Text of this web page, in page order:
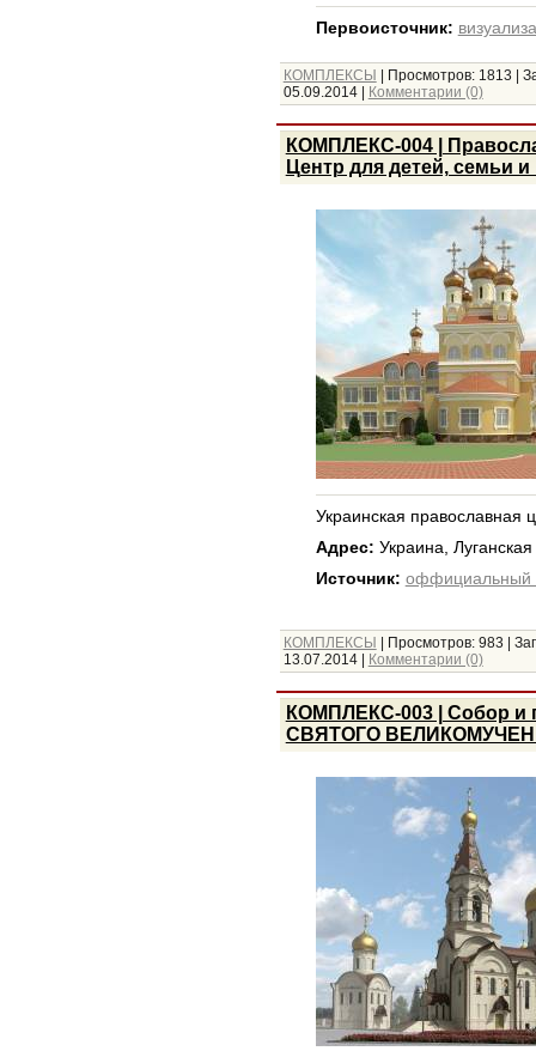
Первоисточник:
КОМПЛЕКСЫ | Просмотров: 1813 |
05.09.2014 | Комментарии (0)
КОМПЛЕКС-004 |
Центр для детей, семьи
Украинская православная
Адрес: Украина, Луганская
Источник: оффициальный
КОМПЛЕКСЫ Просмотров: 983
13.07.2014
Комментарии (0)
КОМПЛЕКС-003 | Собор и
СВЯТОГО